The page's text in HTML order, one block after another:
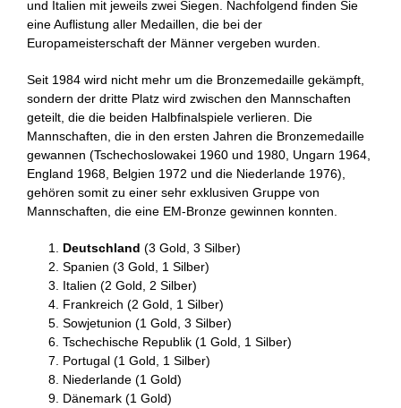
und Italien mit jeweils zwei Siegen. Nachfolgend finden Sie
eine Auflistung aller Medaillen, die bei der
Europameisterschaft der Männer vergeben wurden.
Seit 1984 wird nicht mehr um die Bronzemedaille gekämpft,
sondern der dritte Platz wird zwischen den Mannschaften
geteilt, die die beiden Halbfinalspiele verlieren. Die
Mannschaften, die in den ersten Jahren die Bronzemedaille
gewannen (Tschechoslowakei 1960 und 1980, Ungarn 1964,
England 1968, Belgien 1972 und die Niederlande 1976),
gehören somit zu einer sehr exklusiven Gruppe von
Mannschaften, die eine EM-Bronze gewinnen konnten.
Deutschland (3 Gold, 3 Silber)
Spanien (3 Gold, 1 Silber)
Italien (2 Gold, 2 Silber)
Frankreich (2 Gold, 1 Silber)
Sowjetunion (1 Gold, 3 Silber)
Tschechische Republik (1 Gold, 1 Silber)
Portugal (1 Gold, 1 Silber)
Niederlande (1 Gold)
Dänemark (1 Gold)